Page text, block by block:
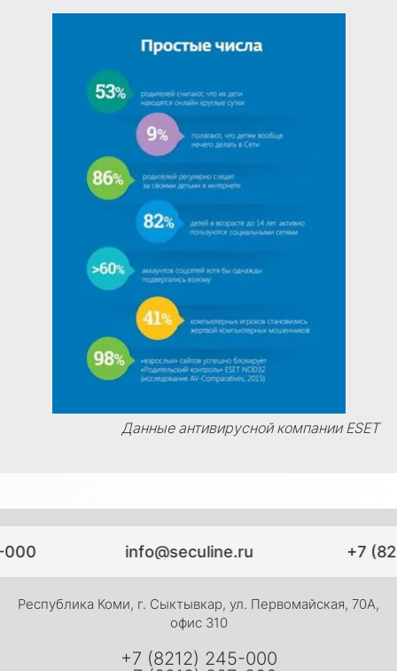
Данные антивирусной компании ESET
info@seculine.ru +7
Республика Коми, г. Сыктывкар, ул. Первомайская, 70А,
офис 310
+7 (8212) 245-000